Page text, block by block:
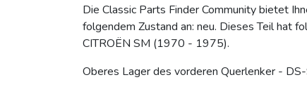
Die Classic Parts Finder Community bietet
folgendem Zustand an: neu. Dieses Teil hat
CITROËN SM (1970 - 1975).
Oberes Lager des vorderen Querlenker -